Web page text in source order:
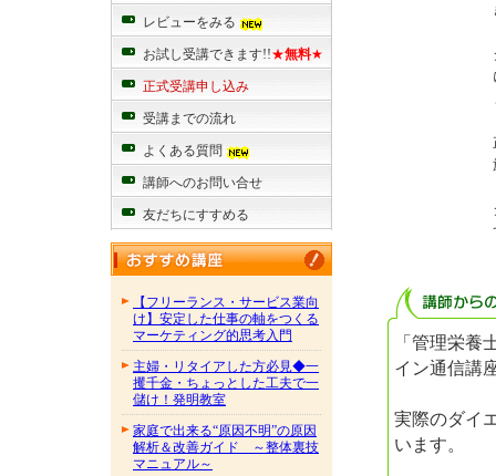
レビューをみる
お試し受講できます!!★無料★
正式受講申し込み
受講までの流れ
よくある質問
講師へのお問い合せ
友だちにすすめる
【フリーランス・サービス業向
け】安定した仕事の軸をつくる
マーケティング的思考入門
主婦・リタイアした方必見◆一
攫千金・ちょっとした工夫で一
儲け！発明教室
家庭で出来る“原因不明”の原因
解析＆改善ガイド ～整体裏技
マニュアル～
「管理栄
イン通信講
実際のダイ
います。